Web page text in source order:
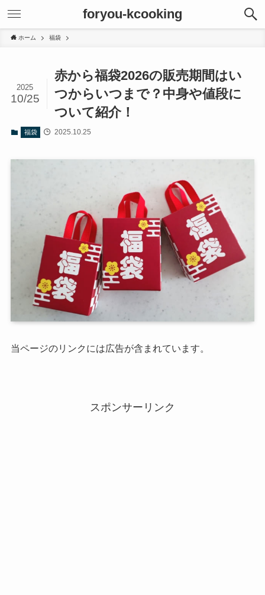
foryou-kcooking
ホーム 福袋
赤から福袋2026の販売期間はい
つからいつまで？中身や値段に
ついて紹介！
2025
10/25
福袋 2025.10.25
当ページのリンクには広告が含まれています。
スポンサーリンク